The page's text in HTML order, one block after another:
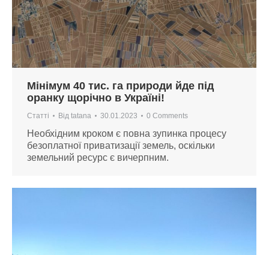
Мінімум 40 тис. га природи йде під
оранку щорічно в Україні!
Статті Від tatana 30.01.2023 0 Comments
Необхідним кроком є повна зупинка процесу
безоплатної приватизації земель, оскільки
земельний ресурс є вичерпним.